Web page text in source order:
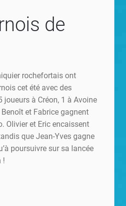
de
rochefortais ont
cet été avec des
joueurs à Créon, 1 à Avoine
et Fabrice gagnent
Olivier et Eric encaissent
que Jean-Yves gagne
poursuivre sur sa lancée
!